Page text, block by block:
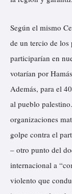
Según el mismo
de un tercio de los
participarían en
votarían por
Además, para el
al pueblo
organizaciones
golpe contra el
– otro punto del
internacional a
violento que